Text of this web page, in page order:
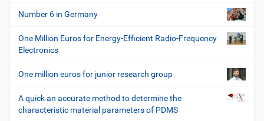
Number 6 in Germany
One Million Euros for Energy-Efficient Radio-Frequency
Electronics
One million euros for junior research group
A quick an accurate method to determine the
characteristic material parameters of PDMS